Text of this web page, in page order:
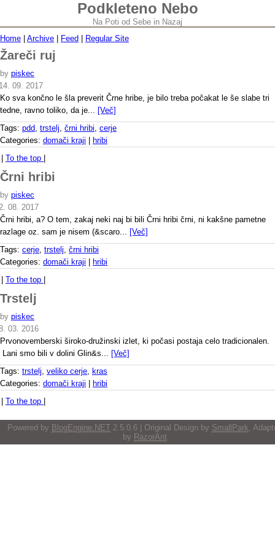
Podkleteno Nebo
Na Poti od Sebe in Nazaj
Home
Archive Feed Regular Site
Žareči ruj
by piskec
09. 2017
Ko sva končno le šla preverit Črne hribe, je bilo treba počakat le še slabe tri
tedne, ravno toliko, da je... [Več]
Tags: pdd, trstelj, črni hribi, cerje
Categories: domači kraji
hribi
To the top
Črni hribi
by piskec
08. 2017
Črni hribi, a? O tem, zakaj neki naj bi bili Črni hribi črni, ni kakšne pametne
razlage oz. sam je nisem (&scaro... [Več]
Tags: cerje, trstelj, črni hribi
Categories: domači kraji
hribi
To the top
Trstelj
by piskec
03. 2016
Prvonovemberski široko-družinski izlet, ki počasi postaja celo tradicionalen.
Lani smo bili v dolini Glin&s... [Več]
Tags: trstelj, veliko cerje, kras
Categories: domači kraji
hribi
To the top
Powered by BlogEngine.NET 2.5.0.6 | Original Design by SmallPark,
by RazorAnt